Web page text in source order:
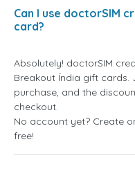
Can I use doctorSIM
card?
Absolutely! doctorSIM
Breakout Índia gift cards.
purchase, and the
checkout.
No account yet? Create
free!